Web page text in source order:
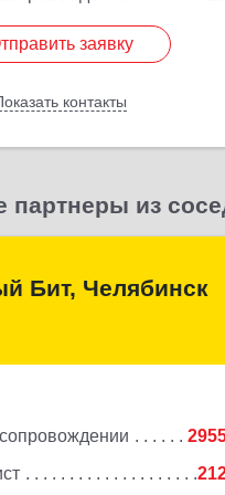
заявку
контакты
заявку
Назад
из
Бит, Челябинск
обл, Челябинск г,